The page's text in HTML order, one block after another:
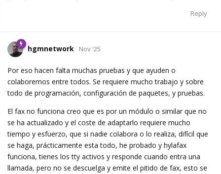
Reply
hgmnetwork Nov '25
Por eso hacen falta muchas pruebas y que ayuden o
colaboremos entre todos. Se requiere mucho trabajo y sobre
todo de programación, configuración de paquetes, y pruebas.
El fax no funciona creo que es por un módulo o similar que no
se ha actualizado y el coste de adaptarlo requiere mucho
tiempo y esfuerzo, que si nadie colabora o lo realiza, difícil que
se haga, prácticamente esta todo, he probado y hylafax
funciona, tienes los tty activos y responde cuando entra una
llamada, pero no se descuelga y emite el pitido de fax, esto se